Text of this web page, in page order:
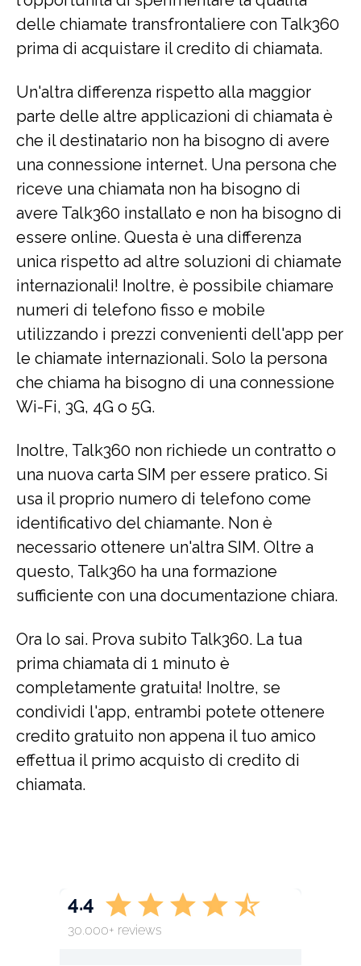
delle chiamate transfrontaliere con Talk360
prima di acquistare il credito di chiamata.
Un'altra differenza rispetto alla maggior
parte delle altre applicazioni di chiamata è
che il destinatario non ha bisogno di avere
una connessione internet. Una persona che
riceve una chiamata non ha bisogno di
avere Talk360 installato e non ha bisogno di
essere online. Questa è una differenza
unica rispetto ad altre soluzioni di chiamate
internazionali! Inoltre, è possibile chiamare
numeri di telefono fisso e mobile
utilizzando i prezzi convenienti dell'app per
le chiamate internazionali. Solo la persona
che chiama ha bisogno di una connessione
Wi-Fi, 3G, 4G o 5G.
Inoltre, Talk360 non richiede un contratto o
una nuova carta SIM per essere pratico. Si
usa il proprio numero di telefono come
identificativo del chiamante. Non è
necessario ottenere un'altra SIM. Oltre a
questo, Talk360 ha una formazione
sufficiente con una documentazione chiara.
Ora lo sai. Prova subito Talk360. La tua
prima chiamata di 1 minuto è
completamente gratuita! Inoltre, se
condividi l'app, entrambi potete ottenere
credito gratuito non appena il tuo amico
effettua il primo acquisto di credito di
chiamata.
4.4
30.000+ reviews